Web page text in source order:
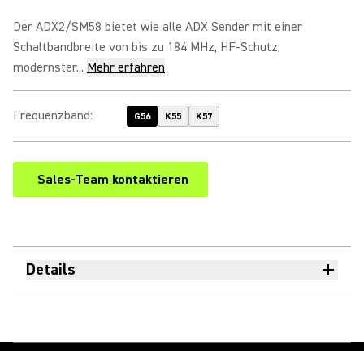
Der ADX2/SM58 bietet wie alle ADX Sender mit einer
Schaltbandbreite von bis zu 184 MHz, HF-Schutz,
modernster... Mehr erfahren
Frequenzband: G56 K55 K57
Sales-Team kontaktieren
Details